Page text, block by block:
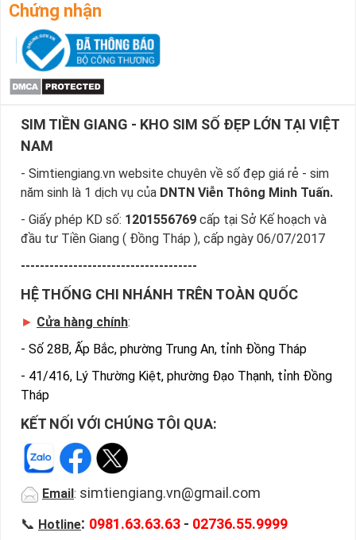
Chứng nhận
SIM TIỀN GIANG - KHO SIM SỐ ĐẸP LỚN TẠI VIỆT
NAM
- Simtiengiang.vn website chuyên về số đẹp giá rẻ - sim
năm sinh là 1 dịch vụ của DNTN Viễn Thông Minh Tuấn.
- Giấy phép KD số: 1201556769 cấp tại Sở Kế hoạch và
đầu tư Tiền Giang ( Đồng Tháp ), cấp ngày 06/07/2017
-------------------------------------
HỆ THỐNG CHI NHÁNH TRÊN TOÀN QUỐC
► Cửa hàng chính:
- Số 28B, Ấp Bắc, phường Trung An, tỉnh Đồng Tháp
- 41/416, Lý Thường Kiệt, phường Đạo Thạnh, tỉnh Đồng
Tháp
KẾT NỐI VỚI CHÚNG TÔI QUA:
Email: simtiengiang.vn@gmail.com
📞 Hotline: 0981.63.63.63 - 02736.55.9999